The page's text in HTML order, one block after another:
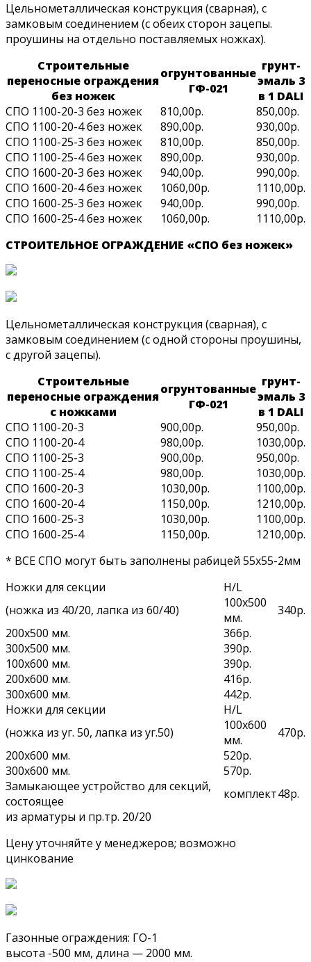
Цельнометаллическая конструкция (сварная), с
замковым соединением (с обеих сторон зацепы.
проушины на отдельно поставляемых ножках).
Строительные
переносные ограждения
без ножек
огрунтованные
ГФ-021
грунт-
эмаль 3
в 1 DALI
СПО 1100-20-3 без ножек
810,00р.
850,00р.
СПО 1100-20-4 без ножек
890,00р.
930,00р.
СПО 1100-25-3 без ножек
810,00р.
850,00р.
СПО 1100-25-4 без ножек
890,00р.
930,00р.
СПО 1600-20-3 без ножек
940,00р.
990,00р.
СПО 1600-20-4 без ножек
1060,00р.
1110,00р.
СПО 1600-25-3 без ножек
940,00р.
990,00р.
СПО 1600-25-4 без ножек
1060,00р.
1110,00р.
СТРОИТЕЛЬНОЕ ОГРАЖДЕНИЕ «СПО без ножек»
Цельнометаллическая конструкция (сварная), с
замковым соединением (с одной стороны проушины,
с другой зацепы).
Строительные
переносные ограждения
с ножками
огрунтованные
ГФ-021
грунт-
эмаль 3
в 1 DALI
СПО 1100-20-3
900,00р.
950,00р.
СПО 1100-20-4
980,00р.
1030,00р.
СПО 1100-25-3
900,00р.
950,00р.
СПО 1100-25-4
980,00р.
1030,00р.
СПО 1600-20-3
1030,00р.
1100,00р.
СПО 1600-20-4
1150,00р.
1210,00р.
СПО 1600-25-3
1030,00р.
1100,00р.
СПО 1600-25-4
1150,00р.
1210,00р.
* ВСЕ СПО могут быть заполнены рабицей 55х55-2мм
Ножки для секции
H/L
(ножка из 40/20, лапка из 60/40)
100х500
мм.
340р.
200х500 мм.
366р.
300х500 мм.
390р.
100х600 мм.
390р.
200х600 мм.
416р.
300х600 мм.
442р.
Ножки для секции
H/L
(ножка из уг. 50, лапка из уг.50)
100х600
мм.
470р.
200х600 мм.
520р.
300х600 мм.
570р.
Замыкающее устройство для секций,
состоящее
комплект48р.
из арматуры и пр.тр. 20/20
Цену уточняйте у менеджеров; возможно
цинкование
Газонные ограждения: ГО-1
высота -500 мм, длина — 2000 мм.